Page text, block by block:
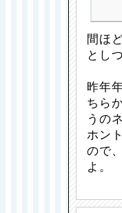
間ほ
とし
昨年
ちら
うの
ホン
ので
よ。